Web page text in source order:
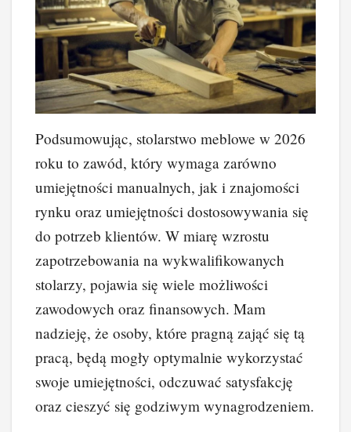
Podsumowując, stolarstwo meblowe w 2026
roku to zawód, który wymaga zarówno
umiejętności manualnych, jak i znajomości
rynku oraz umiejętności dostosowywania się
do potrzeb klientów. W miarę wzrostu
zapotrzebowania na wykwalifikowanych
stolarzy, pojawia się wiele możliwości
zawodowych oraz finansowych. Mam
nadzieję, że osoby, które pragną zająć się tą
pracą, będą mogły optymalnie wykorzystać
swoje umiejętności, odczuwać satysfakcję
oraz cieszyć się godziwym wynagrodzeniem.